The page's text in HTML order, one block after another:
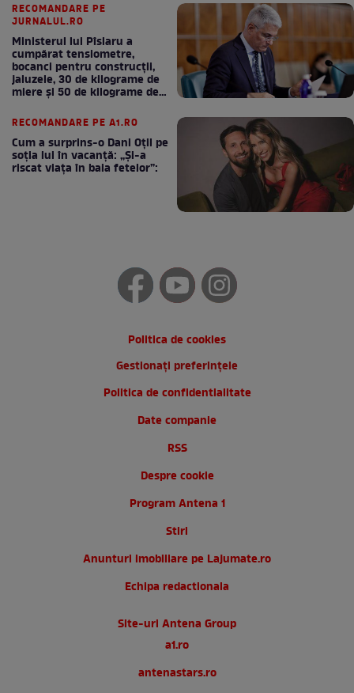
RECOMANDARE PE
JURNALUL.RO
Ministerul lui Pîslaru a
cumpărat tensiometre,
bocanci pentru construcții,
jaluzele, 30 de kilograme de
miere și 50 de kilograme de
RECOMANDARE PE A1.RO
Cum a surprins-o Dani Oțil pe
soția lui în vacanță: „Și-a
riscat viața în baia fetelor”:
Politica de cookies
Gestionați preferințele
Politica de confidentialitate
Date companie
RSS
Despre cookie
Program Antena 1
Stiri
Anunturi imobiliare pe Lajumate.ro
Echipa redactionala
Site-uri Antena Group
a1.ro
antenastars.ro